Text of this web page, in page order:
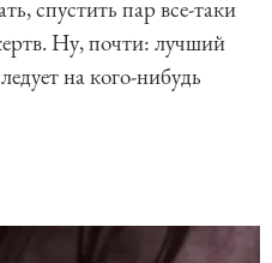
спустить пар все-таки
Ну, почти: лучший
на кого-нибудь